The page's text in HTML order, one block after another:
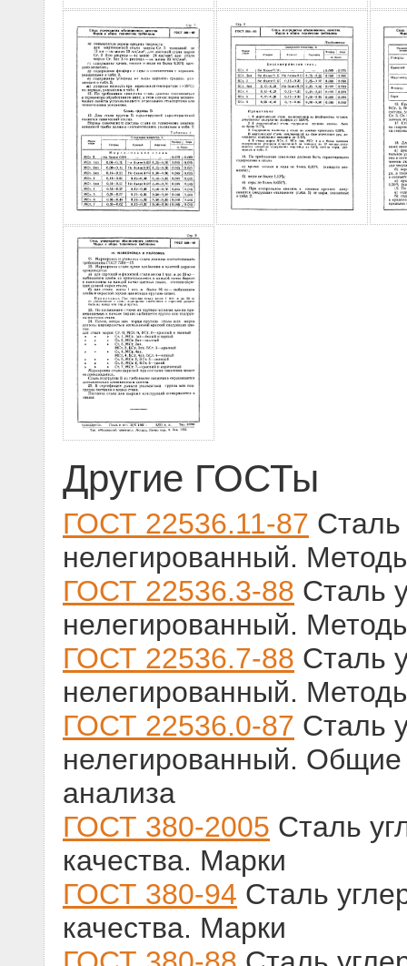
Другие ГОСТы
ГОСТ 22536.11-87 Сталь
нелегированный.
ГОСТ 22536.3-88 Сталь
нелегированный.
ГОСТ 22536.7-88 Сталь
нелегированный.
ГОСТ 22536.0-87 Сталь
нелегированный.
анализа
ГОСТ 380-2005 Сталь
качества. Марки
ГОСТ 380-94 Сталь
качества. Марки